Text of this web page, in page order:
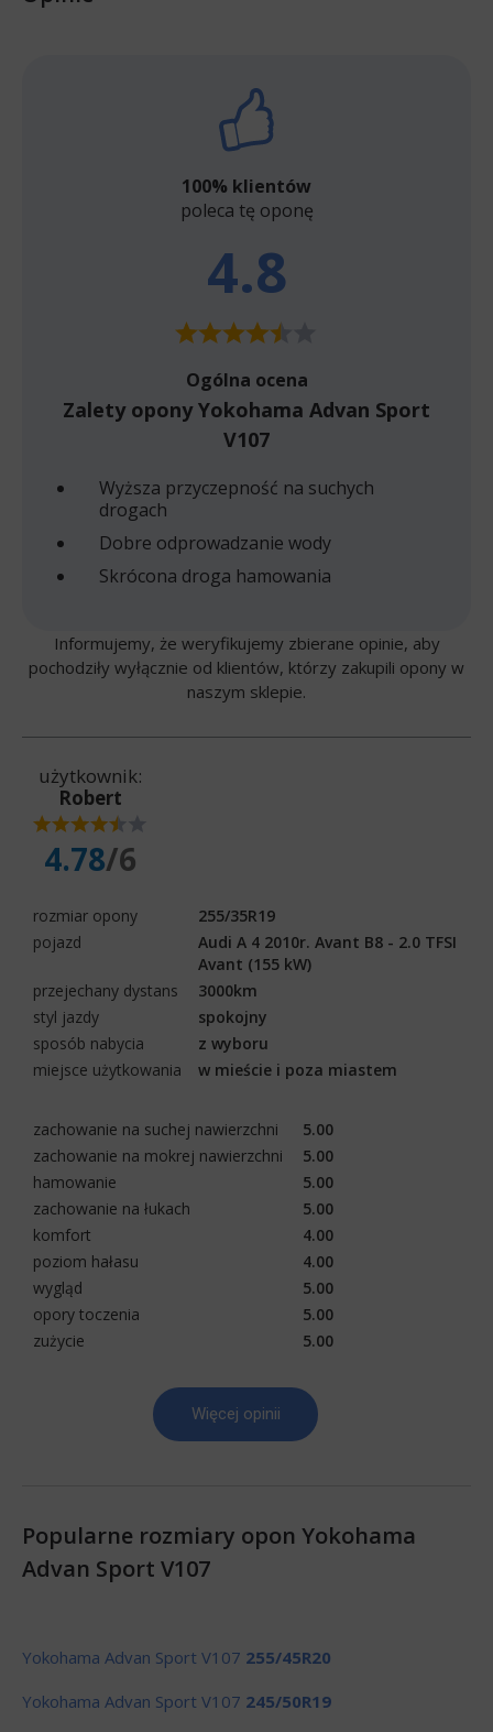
100% klientów
poleca tę oponę
4.8
Ogólna ocena
Zalety opony Yokohama Advan Sport
V107
Wyższa przyczepność na suchych
drogach
Dobre odprowadzanie wody
Skrócona droga hamowania
Informujemy, że weryfikujemy zbierane opinie, aby
pochodziły wyłącznie od klientów, którzy zakupili opony w
naszym sklepie.
użytkownik:
Robert
4.78/6
rozmiar opony
255/35R19
pojazd
Audi A 4 2010r. Avant B8 - 2.0 TFSI
Avant (155 kW)
przejechany dystans
3000km
styl jazdy
spokojny
sposób nabycia
z wyboru
miejsce użytkowania
w mieście i poza miastem
zachowanie na suchej nawierzchni
5.00
zachowanie na mokrej nawierzchni
5.00
hamowanie
5.00
zachowanie na łukach
5.00
komfort
4.00
poziom hałasu
4.00
wygląd
5.00
opory toczenia
5.00
zużycie
5.00
Więcej opinii
Popularne rozmiary opon Yokohama
Advan Sport V107
Yokohama Advan Sport V107 255/45R20
Yokohama Advan Sport V107 245/50R19